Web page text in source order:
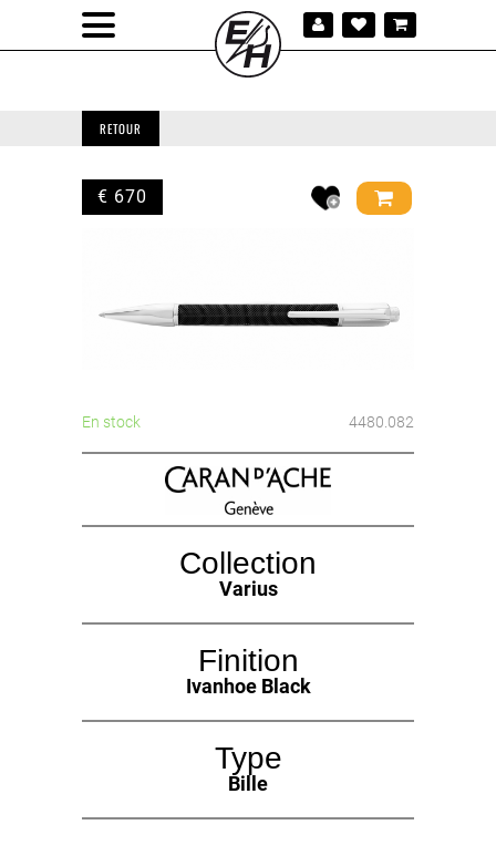
RETOUR
€ 670
En stock 4480.082
Collection
Varius
Finition
Ivanhoe Black
Type
Bille